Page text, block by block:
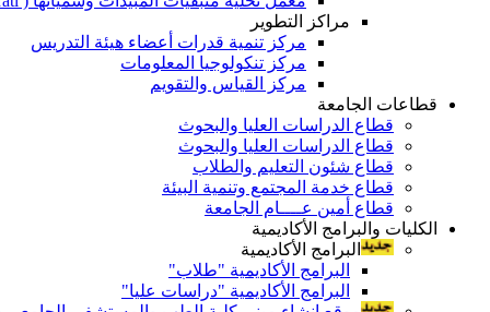
مراكز التطوير
مركز تنمية قدرات أعضاء هيئة التدريس
مركز تنكولوجيا المعلومات
مركز القياس والتقويم
قطاعات الجامعة
قطاع الدراسات العليا والبحوث
قطاع الدراسات العليا والبحوث
قطاع شئون التعليم والطلاب
قطاع خدمة المجتمع وتنمية البيئة
قطاع أمين عــــام الجامعة
الكليات والبرامج الأكاديمية
البرامج الأكاديمية
البرامج الأكاديمية "طلاب"
البرامج الأكاديمية "دراسات عليا"